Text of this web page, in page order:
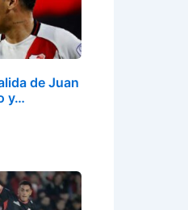
de Juan
y…